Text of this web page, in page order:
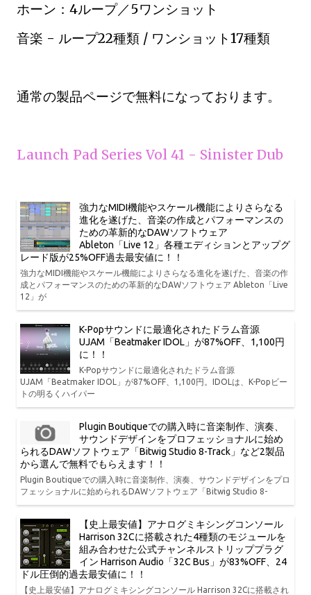
ホーン：4ループ／5ワンショット
音楽 - ループ22種類 / ワンショット17種類
通常の製品ページで無料になっております。
Launch Pad Series Vol 41 - Sinister Dub
強力なMIDI機能やスケール機能によりさらなる
進化を遂げた、音楽の作成とパフォーマンスの
ための革新的なDAWソフトウェア
Ableton「Live 12」各種エディションとアップグ
レード版が25%OFF過去最安値に！！
強力なMIDI機能やスケール機能によりさらなる進化を遂げた、音楽の作
成とパフォーマンスのための革新的なDAWソフトウェア Ableton「Live
12」が
K-Popサウンドに最適化されたドラム音源
UJAM「Beatmaker IDOL」が87%OFF、1,100円
に！！
K-Popサウンドに最適化されたドラム音源
UJAM「Beatmaker IDOL」が87%OFF、1,100円。IDOLは、K-Popビー
トの明るくハイパー
Plugin Boutiqueでの購入時に音楽制作、演奏、
サウンドデザインをプロフェッショナルに始め
られるDAWソフトウェア「Bitwig Studio 8-Track」など2製品
から選んで無料でもらえます！！
Plugin Boutiqueでの購入時に音楽制作、演奏、サウンドデザインをプロ
フェッショナルに始められるDAWソフトウェア「Bitwig Studio 8-
【史上最安値】アナログミキシングコンソール
Harrison 32Cに搭載された4種類のモジュールを
組み合わせた公式チャンネルストリッププラグ
イン Harrison Audio「32C Bus」が83%OFF、24
ドル圧倒的過去最安値に！！
【史上最安値】アナログミキシングコンソール Harrison 32Cに搭載され